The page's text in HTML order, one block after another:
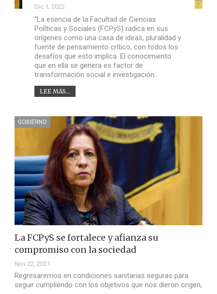
Dic 1, 2022
“La esencia de la Facultad de Ciencias
Políticas y Sociales (FCPyS) radica en sus
orígenes como una casa de ideas, pluralidad y
fuente de pensamiento crítico, con todos los
desafíos que esto implica. El conocimiento
que en ella se genera es factor de
transformación social e investigación…
LEE MÁS...
GOBIERNO
La FCPyS se fortalece y afianza su
compromiso con la sociedad
Nov 22, 2021
Regresaremos en condiciones sanitarias seguras para
seguir cumpliendo con los objetivos que nos dieron origen,